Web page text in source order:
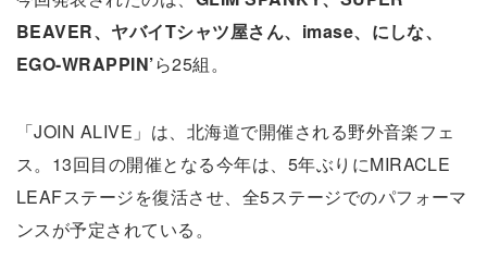
BEAVER、ヤバイTシャツ屋さん、imase、にしな、
EGO-WRAPPIN’ら25組。
「JOIN ALIVE」は、北海道で開催される野外音楽フェ
ス。13回目の開催となる今年は、5年ぶりにMIRACLE
LEAFステージを復活させ、全5ステージでのパフォーマ
ンスが予定されている。